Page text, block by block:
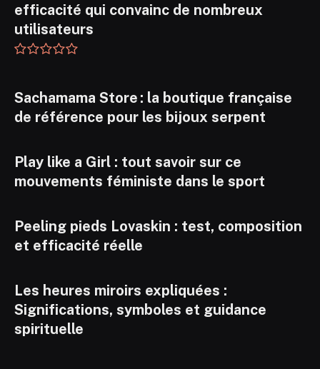
efficacité qui convainc de nombreux
utilisateurs
Sachamama Store : la boutique française
de référence pour les bijoux serpent
Play like a Girl : tout savoir sur ce
mouvements féministe dans le sport
Peeling pieds Lovaskin : test, composition
et efficacité réelle
Les heures miroirs expliquées :
Significations, symboles et guidance
spirituelle